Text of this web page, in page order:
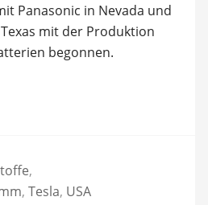
Panasonic in Nevada und
mit der Produktion
begonnen.
,
, Tesla, USA